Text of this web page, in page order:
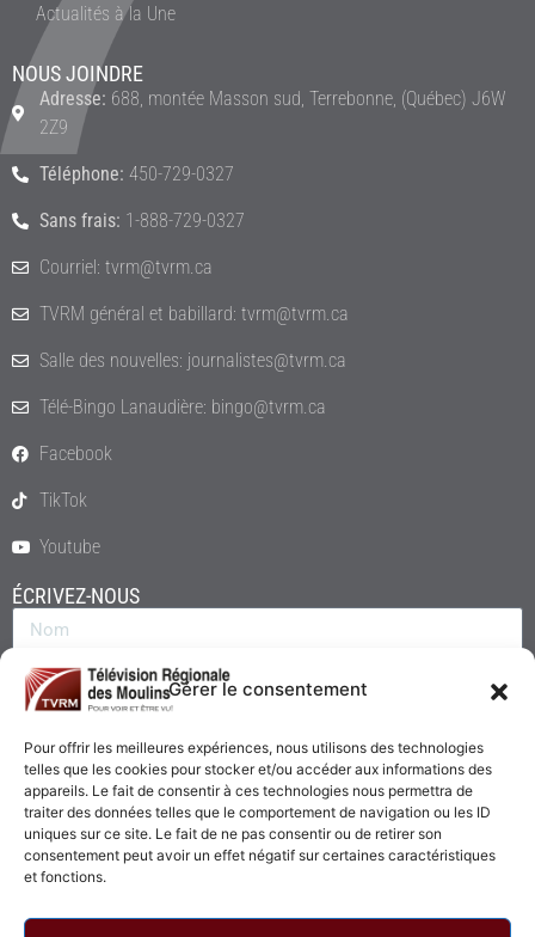
Gérer le consentement
Pour offrir les meilleures expériences, nous utilisons des technologies
telles que les cookies pour stocker et/ou accéder aux informations des
appareils. Le fait de consentir à ces technologies nous permettra de
traiter des données telles que le comportement de navigation ou les ID
uniques sur ce site. Le fait de ne pas consentir ou de retirer son
consentement peut avoir un effet négatif sur certaines caractéristiques
et fonctions.
Actualités à la Une
NOUS JOINDRE
Adresse: 688, montée Masson sud, Terrebonne, (Québec) J6W
2Z9
Téléphone: 450-729-0327
Sans frais: 1-888-729-0327
Courriel: tvrm@tvrm.ca
TVRM général et babillard: tvrm@tvrm.ca
Salle des nouvelles: journalistes@tvrm.ca
Télé-Bingo Lanaudière: bingo@tvrm.ca
Facebook
TikTok
Youtube
ÉCRIVEZ-NOUS